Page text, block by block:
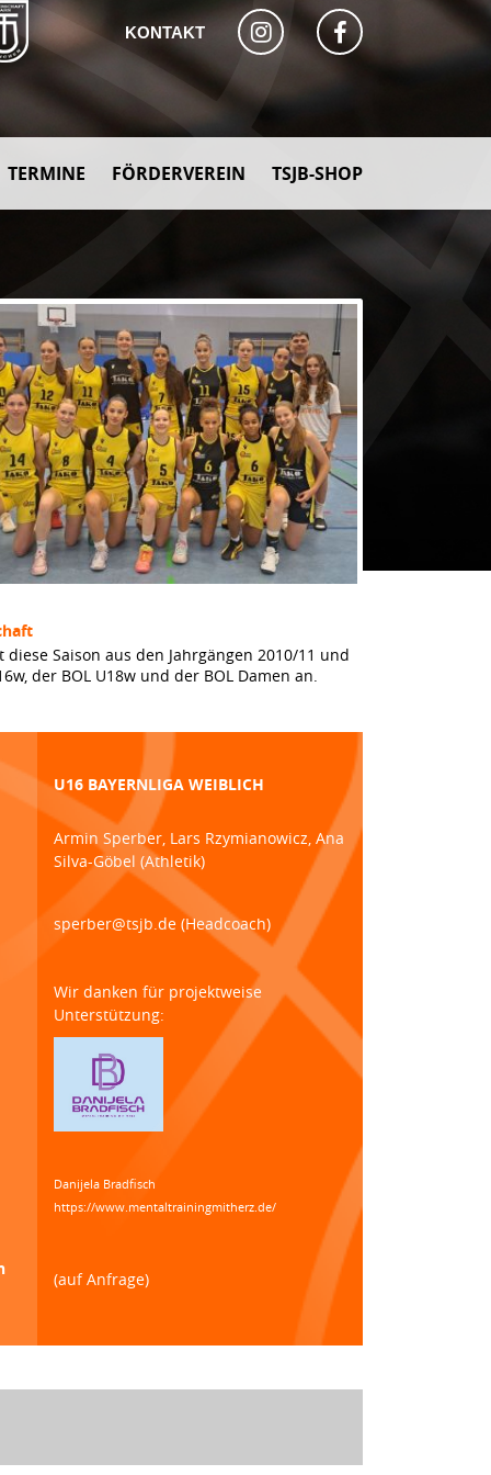
KONTAKT
TERMINE FÖRDERVEREIN TSJB-SHOP
diese Saison aus den Jahrgängen 2010/11 und
der BOL U18w und der BOL Damen an.
U16 BAYERNLIGA WEIBLICH
Armin Sperber, Lars Rzymianowicz, Ana
Silva-Göbel (Athletik)
sperber@tsjb.de (Headcoach)
Wir danken für projektweise
Unterstützung:
Danijela Bradfisch
https://www.mentaltrainingmitherz.de/
(auf Anfrage)